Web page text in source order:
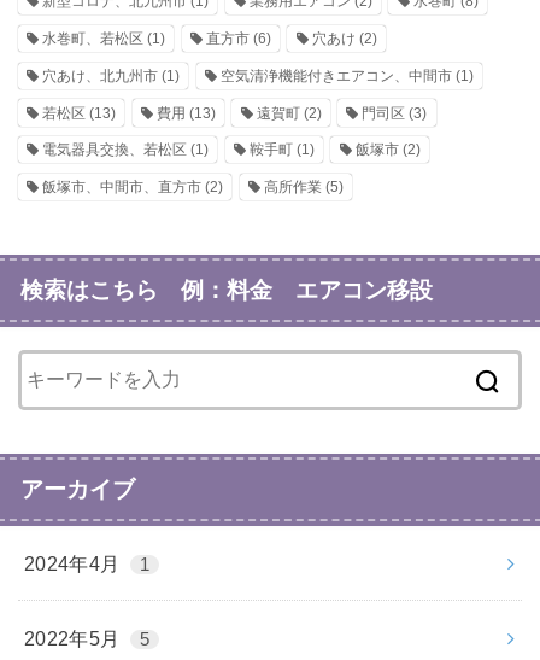
水巻町、若松区 (1) 直方市(6) 穴あけ (2)
穴あけ、北九州市 (1) 空気清浄機能付きエアコン、中間市(1)
若松区 (13) 費用 (13) 遠賀町(2) 門司区 (3)
電気器具交換、若松区 (1) 鞍手町(1) 飯塚市(2)
飯塚市、中間市、直方市 (2) 高所作業(5)
検索はこちら 例：料金 エアコン移設
アーカイブ
2024年4月 1
2022年5月 5